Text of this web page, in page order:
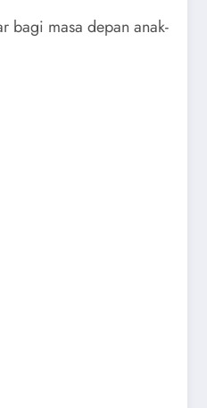
bagi masa depan anak-